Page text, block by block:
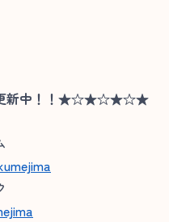
更新中！！★☆★☆★☆★